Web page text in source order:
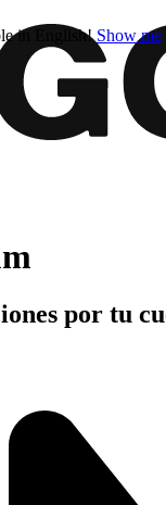
in English! Show me
por tu